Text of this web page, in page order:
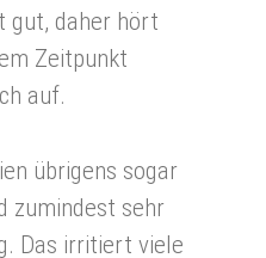
gut, daher hört
Zeitpunkt
auf.
übrigens sogar
zumindest sehr
Das irritiert viele